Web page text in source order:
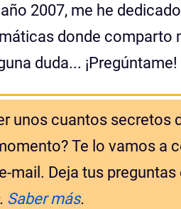
2007, me he
donde comparto
duda... ¡Pregúntame!
unos cuantos
Te lo vamos a
mail. Deja tus
Saber más.